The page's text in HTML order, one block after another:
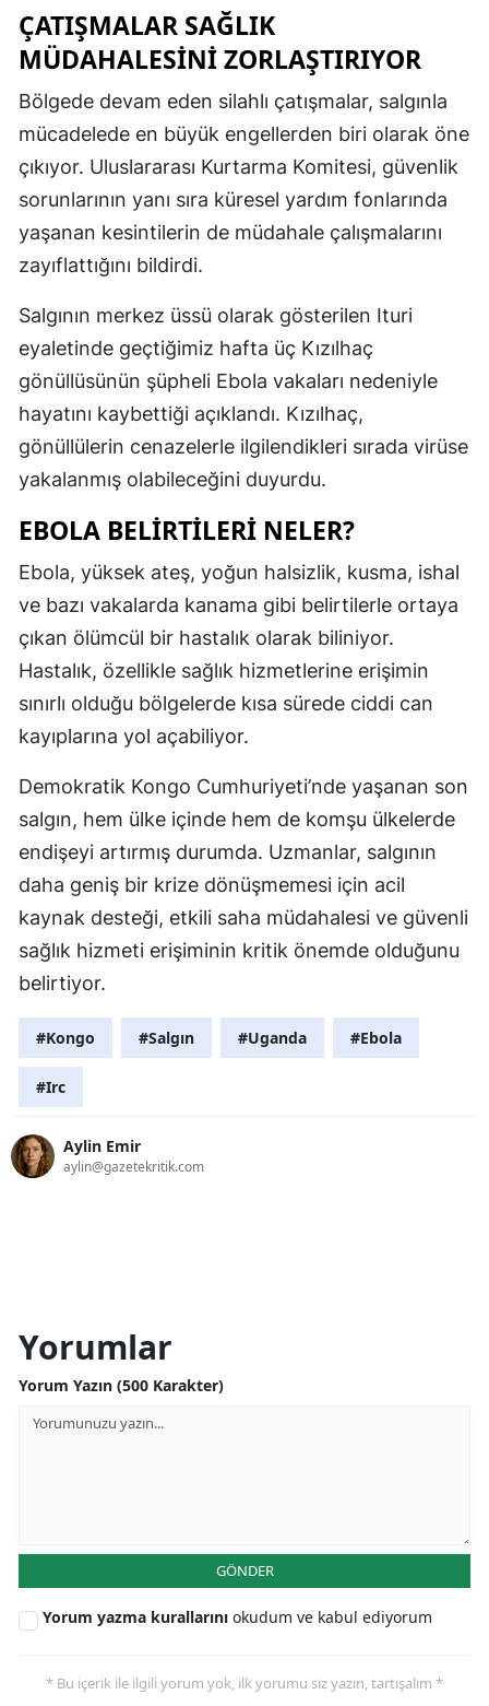
ÇATIŞMALAR SAĞLIK
MÜDAHALESINI ZORLAŞTIRIYOR
Bölgede devam eden silahlı çatışmalar, salgınla
mücadelede en büyük engellerden biri olarak öne
çıkıyor. Uluslararası Kurtarma Komitesi, güvenlik
sorunlarının yanı sıra küresel yardım fonlarında
yaşanan kesintilerin de müdahale çalışmalarını
zayıflattığını bildirdi.
Salgının merkez üssü olarak gösterilen Ituri
eyaletinde geçtiğimiz hafta üç Kızılhaç
gönüllüsünün şüpheli Ebola vakaları nedeniyle
hayatını kaybettiği açıklandı. Kızılhaç,
gönüllülerin cenazelerle ilgilendikleri sırada virüse
yakalanmış olabileceğini duyurdu.
EBOLA BELIRTILERI NELER?
Ebola, yüksek ateş, yoğun halsizlik, kusma, ishal
ve bazı vakalarda kanama gibi belirtilerle ortaya
çıkan ölümcül bir hastalık olarak biliniyor.
Hastalık, özellikle sağlık hizmetlerine erişimin
sınırlı olduğu bölgelerde kısa sürede ciddi can
kayıplarına yol açabiliyor.
Demokratik Kongo Cumhuriyeti’nde yaşanan son
salgın, hem ülke içinde hem de komşu ülkelerde
endişeyi artırmış durumda. Uzmanlar, salgının
daha geniş bir krize dönüşmemesi için acil
kaynak desteği, etkili saha müdahalesi ve güvenli
sağlık hizmeti erişiminin kritik önemde olduğunu
belirtiyor.
#Kongo #Salgın #Uganda #Ebola
#Irc
Aylin Emir
aylin@gazetekritik.com
Yorumlar
Yorum Yazın (500 Karakter)
GÖNDER
Yorum yazma kurallarını okudum ve kabul ediyorum
* Bu içerik ile ilgili yorum yok, ilk yorumu siz yazın, tartışalım *